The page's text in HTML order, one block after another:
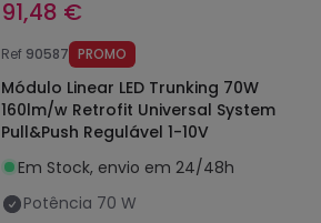
91,48 €
Ref 90587 PROMO
Módulo Linear LED Trunking 70W
160lm/w Retrofit Universal System
Pull&Push Regulável 1-10V
Em Stock, envio em 24/48h
Potência 70 W